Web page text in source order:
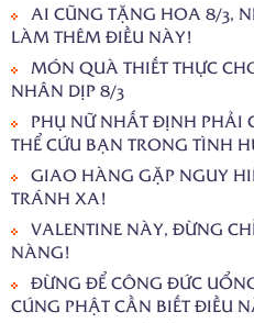
AI CŨNG TẶNG HOA 8/3,
LÀM THÊM ĐIỀU NÀY!
MÓN QUÀ THIẾT THỰC
NHÂN DỊP 8/3
PHỤ NỮ NHẤT ĐỊNH
THỂ CỨU BẠN TRONG TÌNH
GIAO HÀNG GẶP NGUY
TRÁNH XA!
VALENTINE NÀY, ĐỪNG
NÀNG!
ĐỪNG ĐỂ CÔNG ĐỨC
CÚNG PHẬT CẦN BIẾT ĐIỀU